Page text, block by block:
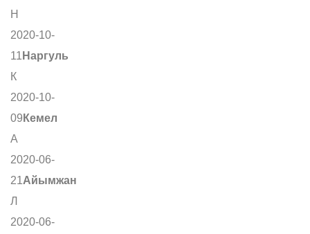
Н
2020-10-
11 Наргуль
К
2020-10-
09 Кемел
А
2020-06-
21Айымжан
Л
2020-06-